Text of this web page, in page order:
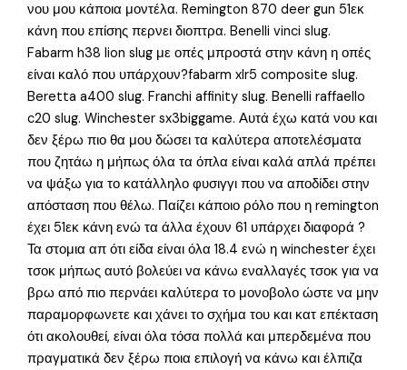
νου μου κάποια μοντέλα. Remington 870 deer gun 51εκ
κάνη που επίσης περνει διοπτρα. Benelli vinci slug.
Fabarm h38 lion slug με οπές μπροστά στην κάνη η οπές
είναι καλό που υπάρχουν?fabarm xlr5 composite slug.
Beretta a400 slug. Franchi affinity slug. Benelli raffaello
c20 slug. Winchester sx3biggame. Αυτά έχω κατά νου και
δεν ξέρω πιο θα μου δώσει τα καλύτερα αποτελέσματα
που ζητάω η μήπως όλα τα όπλα είναι καλά απλά πρέπει
να ψάξω για το κατάλληλο φυσιγγι που να αποδίδει στην
απόσταση που θέλω. Παίζει κάποιο ρόλο που η remington
έχει 51εκ κάνη ενώ τα άλλα έχουν 61 υπάρχει διαφορά ?
Τα στομια απ ότι είδα είναι όλα 18.4 ενώ η winchester έχει
τσοκ μήπως αυτό βολεύει να κάνω εναλλαγές τσοκ για να
βρω από πιο περνάει καλύτερα το μονοβολο ώστε να μην
παραμορφωνετε και χάνει το σχήμα του και κατ επέκταση
ότι ακολουθεί, είναι όλα τόσα πολλά και μπερδεμένα που
πραγματικά δεν ξέρω ποια επιλογή να κάνω και έλπιζα